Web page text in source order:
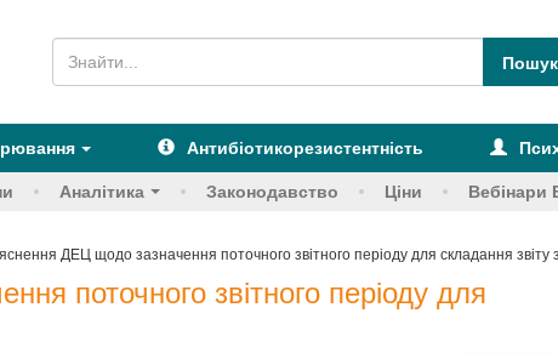
Антибіотикорезистентність
Аналітика Законодавство Ціни Вебінари
ДЕЦ щодо зазначення поточного звітного періоду для складання звіту
поточного звітного періоду для